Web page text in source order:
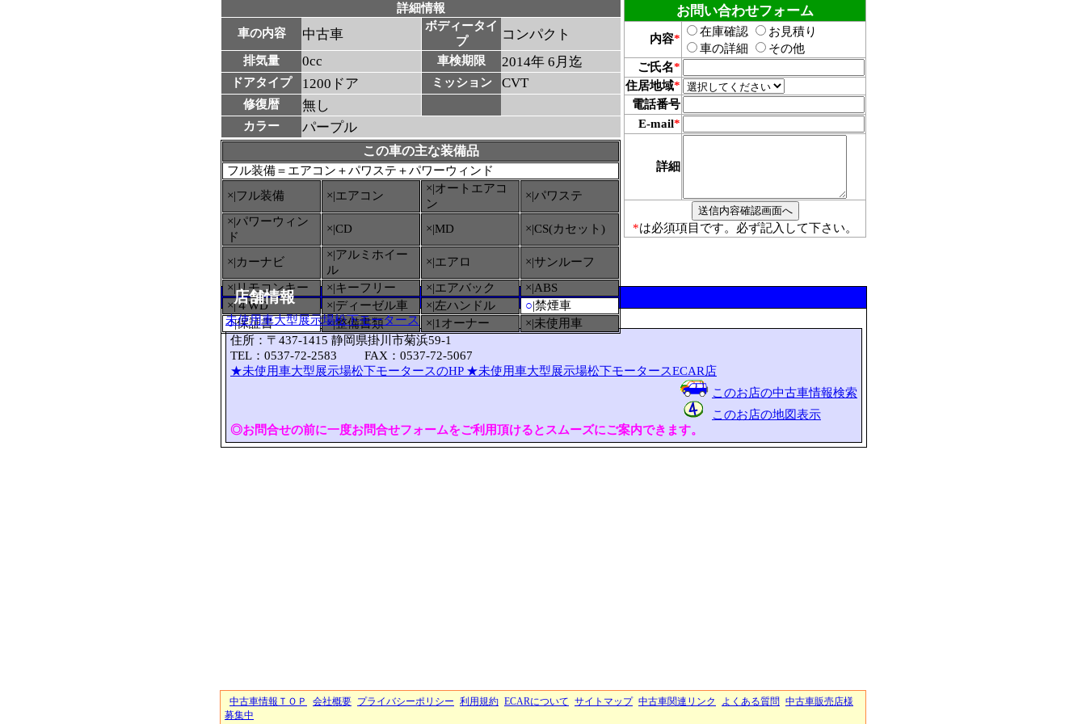
詳細情報
車の内容
中古車
ボディータイ
プ
コンパクト
排気量 0cc 車検期限 2014年 6月迄
ドアタイプ 1200ドア ミッション CVT
修復暦 無し
カラー パープル
この車の主な装備品
フル装備＝エアコン＋パワステ＋パワーウィンド
×|フル装備
×|エアコン
×|オートエアコ
ン
×|パワステ
×|パワーウィン
ド
×|CD ×|MD ×|CS(カセット)
×|カーナビ
×|アルミホイー
ル
×|エアロ
×|サンルーフ
×|リモコンキー
×|キーフリー ×|エアバック
×|ABS
×|４WD
×|ディーゼル車 ×|左ハンドル ○|禁煙車
○|保証書 ×|整備書類 ×|1オーナー ×|未使用車
お問い合わせフォーム
内容*
在庫確認
お見積り
車の詳細
その他
ご氏名*
住居地域*
電話番号
E-mail*
詳細
*は必須項目です。必ず記入して下さい。
店舗情報
未使用車大型展示場松下モータース
住所：〒437-1415 静岡県掛川市菊浜59-1
TEL：0537-72-2583 FAX：0537-72-5067
★未使用車大型展示場松下モータースのHP ★未使用車大型展示場松下モータースECAR店
このお店の中古車情報検索
このお店の地図表示
◎お問合せの前に一度お問合せフォームをご利用頂けるとスムーズにご案内できます。
中古車情報ＴＯＰ 会社概要 プライバシーポリシー 利用規約 ECARについて サイトマップ 中古車関連リンク よくある質問 中古車販売店様
募集中